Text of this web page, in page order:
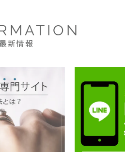
最新情報